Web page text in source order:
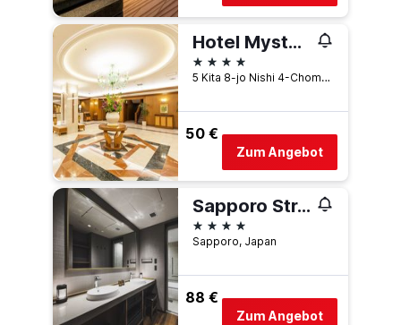
Hotel Mystays Sapporo Aspen
4 Sterne
5 Kita 8-jo Nishi 4-Chome Kita-ku, Sapporo, Japan
50 €
Zum Angebot
Sapporo Stream Hotel
4 Sterne
Sapporo, Japan
88 €
Zum Angebot